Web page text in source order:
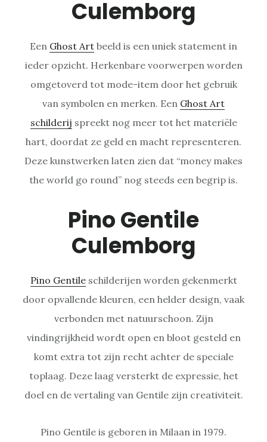
Culemborg
Een Ghost Art beeld is een uniek statement in
ieder opzicht. Herkenbare voorwerpen worden
omgetoverd tot mode-item door het gebruik
van symbolen en merken. Een Ghost Art
schilderij spreekt nog meer tot het materiële
hart, doordat ze geld en macht representeren.
Deze kunstwerken laten zien dat “money makes
the world go round” nog steeds een begrip is.
Pino Gentile
Culemborg
Pino Gentileschilderijen worden gekenmerkt
door opvallende kleuren, een helder design, vaak
verbonden met natuurschoon. Zijn
vindingrijkheid wordt open en bloot gesteld en
komt extra tot zijn recht achter de speciale
toplaag. Deze laag versterkt de expressie, het
doel en de vertaling van Gentile zijn creativiteit.
Pino Gentile is geboren in Milaan in 1979.